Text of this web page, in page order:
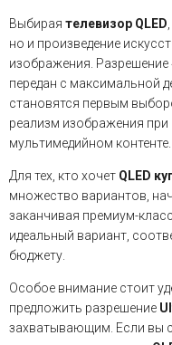
Выбирая телевизор QLED
но и произведение
изображения. Разрешение
передан с максимальной
становятся первым
реализм изображения при
мультимедийном контенте.
Для тех, кто хочет QLED
множество вариантов,
заканчивая премиум-
идеальный вариант,
бюджету.
Особое внимание стоит
предложить разрешение
захватывающим. Если вы